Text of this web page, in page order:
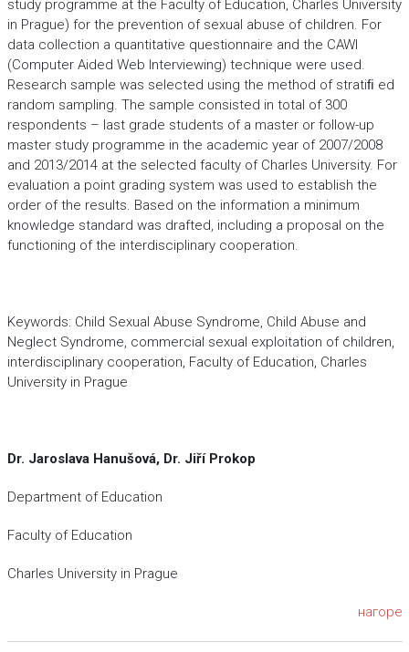
study programme at the Faculty of Education, Charles University
in Prague) for the prevention of sexual abuse of children. For
data collection a quantitative questionnaire and the CAWI
(Computer Aided Web Interviewing) technique were used.
Research sample was selected using the method of stratiﬁ ed
random sampling. The sample consisted in total of 300
respondents – last grade students of a master or follow-up
master study programme in the academic year of 2007/2008
and 2013/2014 at the selected faculty of Charles University. For
evaluation a point grading system was used to establish the
order of the results. Based on the information a minimum
knowledge standard was drafted, including a proposal on the
functioning of the interdisciplinary cooperation.
Keywords: Child Sexual Abuse Syndrome, Child Abuse and
Neglect Syndrome, commercial sexual exploitation of children,
interdisciplinary cooperation, Faculty of Education, Charles
University in Prague
Dr. Jaroslava Hanušová, Dr. Jiří Prokop
Department of Education
Faculty of Education
Charles University in Prague
нагоре